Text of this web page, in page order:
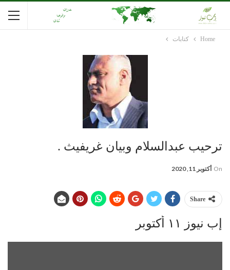
Home كتابات
ترحيب عبدالسلام وبيان غريفيث .
On أكتوبر 11, 2020
Share
إب نيوز ١١ أكتوبر